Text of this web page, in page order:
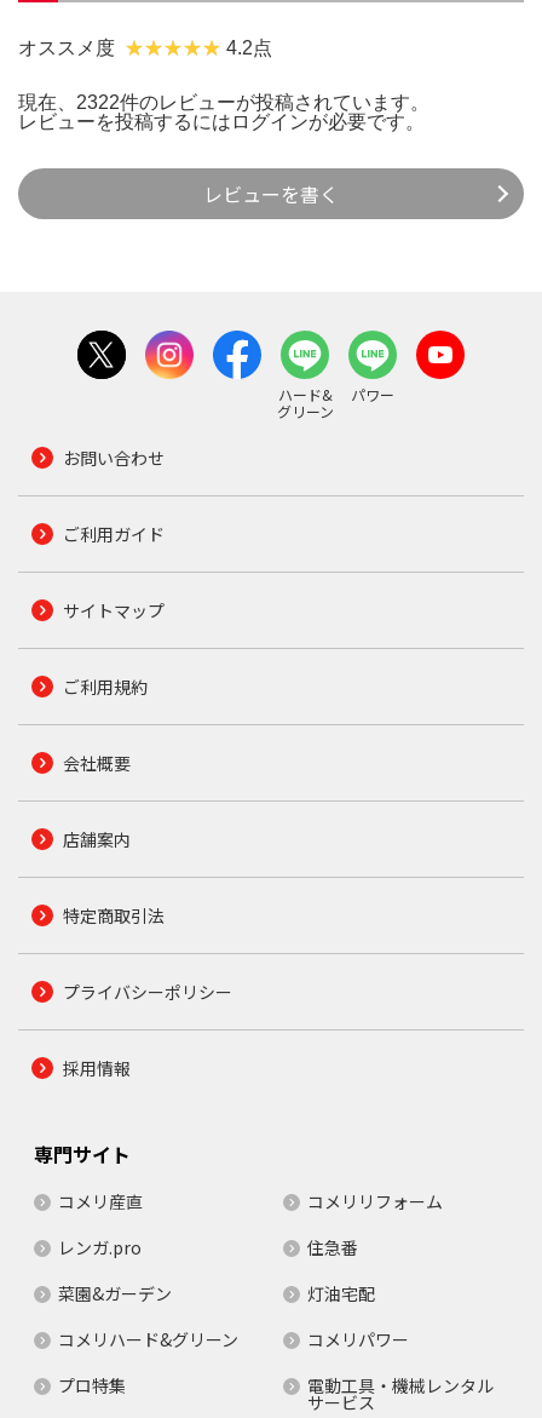
オススメ度 4.2点
現在、2322件のレビューが投稿されています。
レビューを投稿するには ログインが必要です。
レビューを書く
ハード&
グリーン
パワー
お問い合わせ
ご利用ガイド
サイトマップ
ご利用規約
会社概要
店舗案内
特定商取引法
プライバシーポリシー
採用情報
専門サイト
コメリ産直
コメリリフォーム
レンガ.pro
住急番
菜園&ガーデン
灯油宅配
コメリハード&グリーン
コメリパワー
プロ特集
電動工具・機械レンタル
サービス